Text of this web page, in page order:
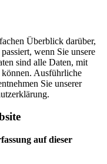
Überblick darüber,
wenn Sie unsere
sind alle Daten, mit
Ausführliche
Sie unserer
auf dieser